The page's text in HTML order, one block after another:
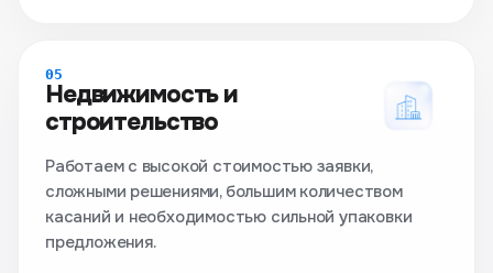
05
Недвижимость и
строительство
Работаем с высокой стоимостью заявки,
сложными решениями, большим количеством
касаний и необходимостью сильной упаковки
предложения.